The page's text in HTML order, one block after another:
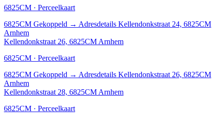
6825CM · Perceelkaart
6825CM Gekoppeld → Adresdetails Kellendonkstraat 24, 6825CM
Arnhem
Kellendonkstraat 26, 6825CM Arnhem
6825CM · Perceelkaart
6825CM Gekoppeld → Adresdetails Kellendonkstraat 26, 6825CM
Arnhem
Kellendonkstraat 28, 6825CM Arnhem
6825CM · Perceelkaart